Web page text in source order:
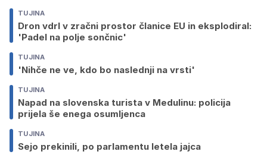
TUJINA
Dron vdrl v zračni prostor članice EU in eksplodiral:
'Padel na polje sončnic'
TUJINA
'Nihče ne ve, kdo bo naslednji na vrsti'
TUJINA
Napad na slovenska turista v Medulinu: policija
prijela še enega osumljenca
TUJINA
Sejo prekinili, po parlamentu letela jajca